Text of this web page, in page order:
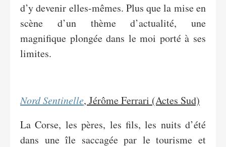
d’y devenir elles-mêmes. Plus que la mise en
scène d’un thème d’actualité, une
magnifique plongée dans le moi porté à ses
limites.
Nord Sentinelle, Jérôme Ferrari (Actes Sud)
La Corse, les pères, les fils, les nuits d’été
dans une île saccagée par le tourisme et